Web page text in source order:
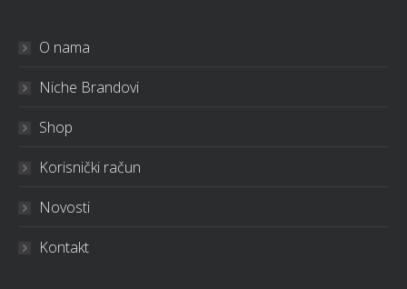
O nama
Niche Brandovi
Shop
Korisnički račun
Novosti
Kontakt